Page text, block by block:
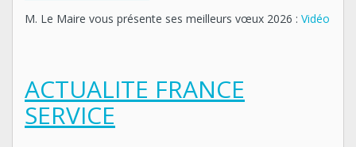
M. Le Maire vous présente ses meilleurs vœux 2026 : Vidéo
ACTUALITE FRANCE
SERVICE